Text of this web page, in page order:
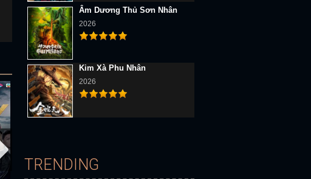
Full HD Vietsub Full HD Vietsub
Âm Dương Thủ Sơn Nhân
2026
Kim Xà Phu Nhân
2026
TRENDING